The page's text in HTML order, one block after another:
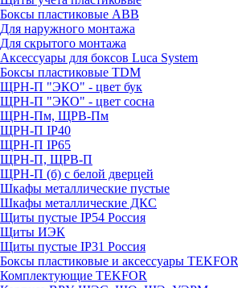
Боксы пластиковые ABB
Для наружного монтажа
Для скрытого монтажа
Аксессуары для боксов Luca System
Боксы пластиковые TDM
ЩРН-П "ЭКО" - цвет бук
ЩРН-П "ЭКО" - цвет сосна
ЩРН-Пм, ЩРВ-Пм
ЩРН-П IP40
ЩРН-П IP65
ЩРН-П, ЩРВ-П
ЩРН-П (б) с белой дверцей
Шкафы металлические пустые
Шкафы металлические ДКС
Щиты пустые IP54 Россия
Щиты ИЭК
Щиты пустые IP31 Россия
Боксы пластиковые и аксессуары TEKFOR
Комплектующие TEKFOR